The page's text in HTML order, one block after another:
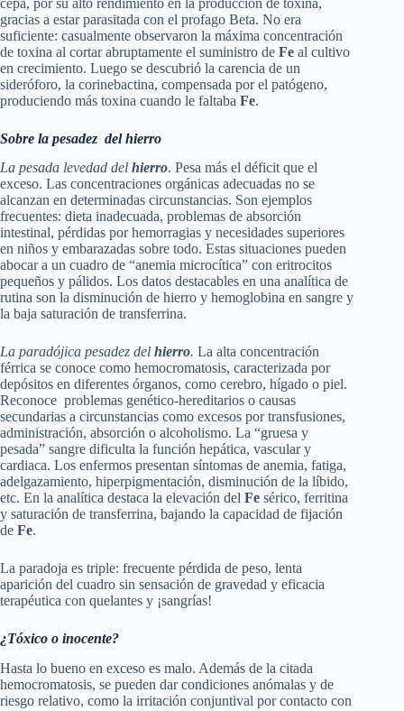
gracias a estar parasitada con el profago Beta. No era
suficiente: casualmente observaron la máxima concentración
de toxina al cortar abruptamente el suministro de Fe al cultivo
en crecimiento. Luego se descubrió la carencia de un
sideróforo, la corinebactina, compensada por el patógeno,
produciendo más toxina cuando le faltaba Fe.
Sobre la pesadez del hierro
La pesada levedad del hierro. Pesa más el déficit que el
exceso. Las concentraciones orgánicas adecuadas no se
alcanzan en determinadas circunstancias. Son ejemplos
frecuentes: dieta inadecuada, problemas de absorción
intestinal, pérdidas por hemorragias y necesidades superiores
en niños y embarazadas sobre todo. Estas situaciones pueden
abocar a un cuadro de “anemia microcítica” con eritrocitos
pequeños y pálidos. Los datos destacables en una analítica de
rutina son la disminución de hierro y hemoglobina en sangre y
la baja saturación de transferrina.
La paradójica pesadez del hierro. La alta concentración
férrica se conoce como hemocromatosis, caracterizada por
depósitos en diferentes órganos, como cerebro, hígado o piel.
Reconoce problemas genético-hereditarios o causas
secundarias a circunstancias como excesos por transfusiones,
administración, absorción o alcoholismo. La “gruesa y
pesada” sangre dificulta la función hepática, vascular y
cardiaca. Los enfermos presentan síntomas de anemia, fatiga,
adelgazamiento, hiperpigmentación, disminución de la líbido,
etc. En la analítica destaca la elevación del Fe sérico, ferritina
y saturación de transferrina, bajando la capacidad de fijación
de Fe.
La paradoja es triple: frecuente pérdida de peso, lenta
aparición del cuadro sin sensación de gravedad y eficacia
terapéutica con quelantes y ¡sangrías!
¿Tóxico o inocente?
Hasta lo bueno en exceso es malo. Además de la citada
hemocromatosis, se pueden dar condiciones anómalas y de
riesgo relativo, como la irritación conjuntival por contacto con